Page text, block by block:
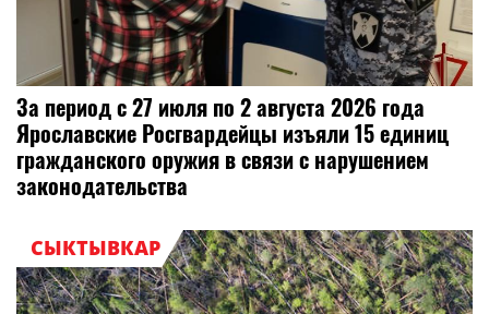
За период с 27 июля по 2 августа 2026 года
Ярославские Росгвардейцы изъяли 15 единиц
гражданского оружия в связи с нарушением
законодательства
СЫКТЫВКАР